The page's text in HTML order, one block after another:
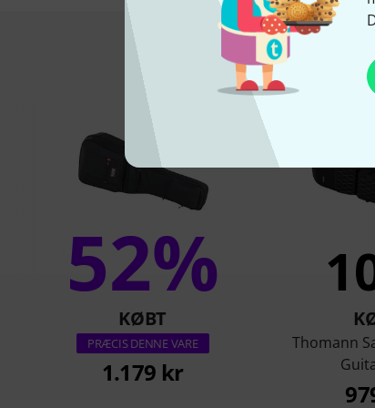
52%
KØBT
PRÆCIS DENNE VARE
1.179 kr
Thomann